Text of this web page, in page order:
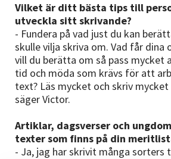
Vilket är ditt bästa tips till
utveckla sitt skrivande?
- Fundera på vad just du kan
skulle vilja skriva om. Vad får dina
vill du berätta om så pass mycket
tid och möda som krävs för att
text? Läs mycket och skriv
säger Victor.
Artiklar, dagsverser och
texter som finns på din
- Ja, jag har skrivit många sorters